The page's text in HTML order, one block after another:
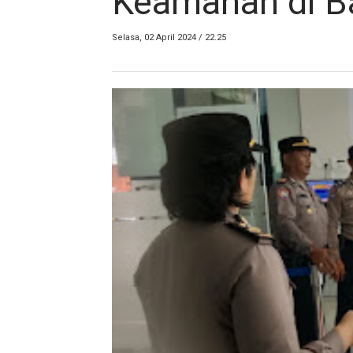
Selasa, 02 April 2024 / 22.25